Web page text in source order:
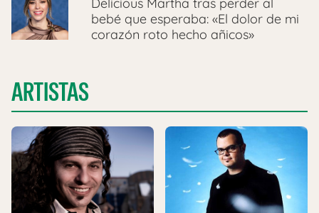
bebé que esperaba: «El dolor de mi
corazón roto hecho añicos»
ARTISTAS